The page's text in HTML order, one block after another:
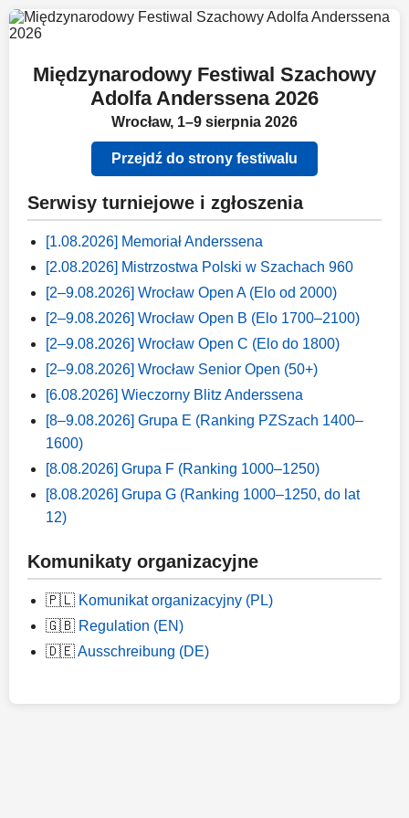
Międzynarodowy Festiwal Szachowy
Adolfa Anderssena 2026
Wrocław, 1–9 sierpnia 2026
Przejdź do strony festiwalu
Serwisy turniejowe i zgłoszenia
[1.08.2026] Memoriał Anderssena
[2.08.2026] Mistrzostwa Polski w Szachach 960
[2–9.08.2026] Wrocław Open A (Elo od 2000)
[2–9.08.2026] Wrocław Open B (Elo 1700–2100)
[2–9.08.2026] Wrocław Open C (Elo do 1800)
[2–9.08.2026] Wrocław Senior Open (50+)
[6.08.2026] Wieczorny Blitz Anderssena
[8–9.08.2026] Grupa E (Ranking PZSzach 1400–
1600)
[8.08.2026] Grupa F (Ranking 1000–1250)
[8.08.2026] Grupa G (Ranking 1000–1250, do lat
12)
Komunikaty organizacyjne
🇵🇱 Komunikat organizacyjny (PL)
🇬🇧 Regulation (EN)
🇩🇪Ausschreibung (DE)